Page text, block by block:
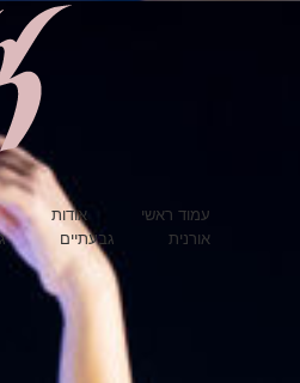
עמוד ראשי אודות
אורנית
גבעתיים